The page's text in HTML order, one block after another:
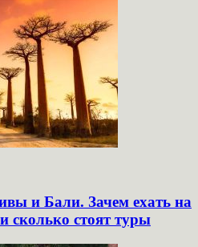
и Бали. Зачем ехать на
сколько стоят туры